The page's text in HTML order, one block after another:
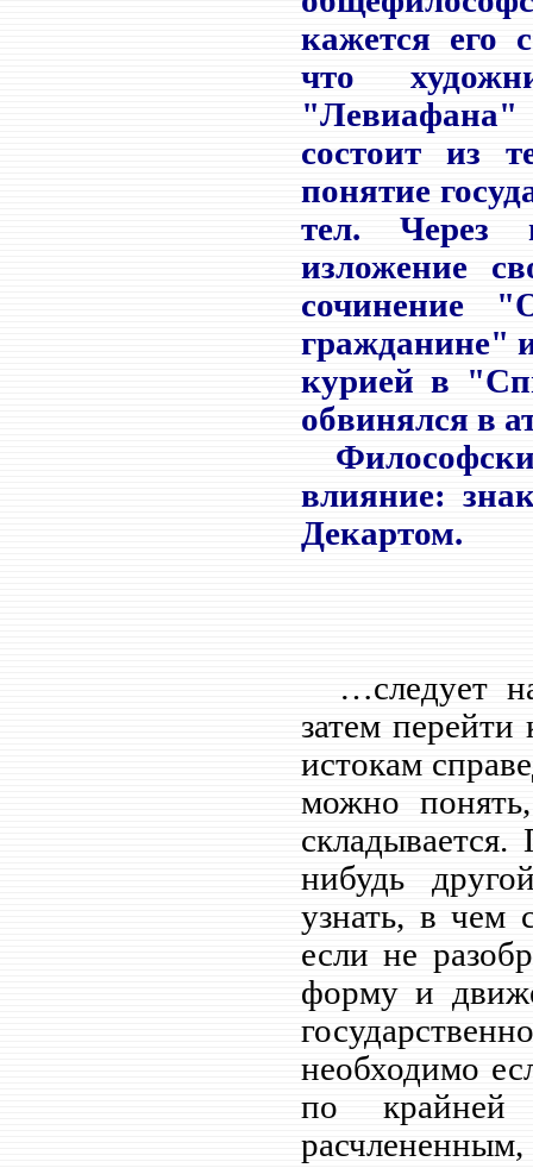
кажется его
что
"Левиафана"
состоит из
понятие
тел. Через
изложение
сочинение
гражданине"
курией в
обвинялся в
влияние:
Декартом.
…следует
затем
истокам
можно
нибудь
узнать, в чем
если не
форму и
необходимо
по крайней